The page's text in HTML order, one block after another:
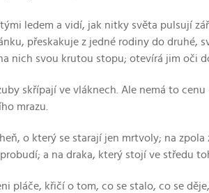
ledem a vidí, jak nitky světa pulsují
přeskakuje z jedné rodiny do druhé,
nich svou krutou stopu; otevírá jim oči
skřípají ve vláknech. Ale nemá to
mrazu.
o který se starají jen mrtvoly; na
a na draka, který stojí ve středu
pláče, křičí o tom, co se stalo, co se